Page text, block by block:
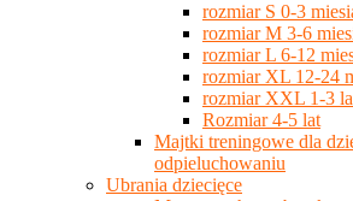
rozmiar S 0-3
rozmiar M 3-6
rozmiar L 6-12
rozmiar XL 12-24
rozmiar XXL 1-3
Rozmiar 4-5 lat
Majtki treningowe dla
odpieluchowaniu
Ubrania dziecięce